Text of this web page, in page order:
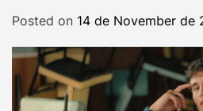
g
M
Posted on 14 de November de